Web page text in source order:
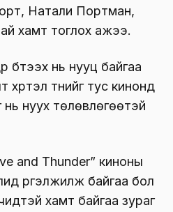
Натали Портман,
хамт тоглох ажээ.
бүтээх нь нууц байгаа
түүнийг тус кинонд
нь нуух төлөвлөгөөтэй
and Thunder” киноны
үргэлжилж байгаа бол
хамт байгаа зураг